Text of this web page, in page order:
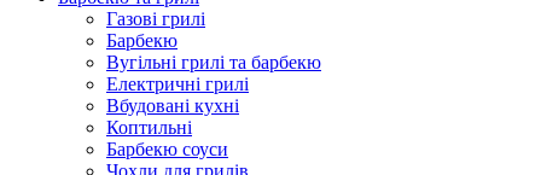
Газові грилі
Барбекю
Вугільні грилі та барбекю
Електричні грилі
Вбудовані кухні
Коптильні
Барбекю соуси